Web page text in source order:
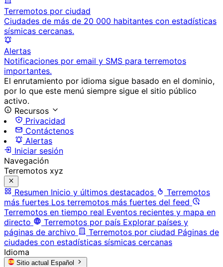
Terremotos por ciudad
Ciudades de más de 20 000 habitantes con estadísticas
sísmicas cercanas.
Alertas
Notificaciones por email y SMS para terremotos
importantes.
El enrutamiento por idioma sigue basado en el dominio,
por lo que este menú siempre sigue el sitio público
activo.
Recursos
Privacidad
Contáctenos
Alertas
Iniciar sesión
Navegación
Terremotos xyz
Resumen Inicio y últimos destacados
Terremotos
más fuertes Los terremotos más fuertes del feed
Terremotos en tiempo real Eventos recientes y mapa en
directo
Terremotos por país Explorar países y
páginas de archivo
Terremotos por ciudad Páginas de
ciudades con estadísticas sísmicas cercanas
Idioma
Sitio actual Español